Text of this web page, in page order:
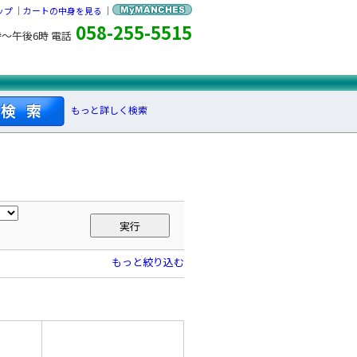
カートの中身を見る ｜
プ ｜
午後6時 電話 058-255-5515
もっと詳しく検索
もっと絞り込む